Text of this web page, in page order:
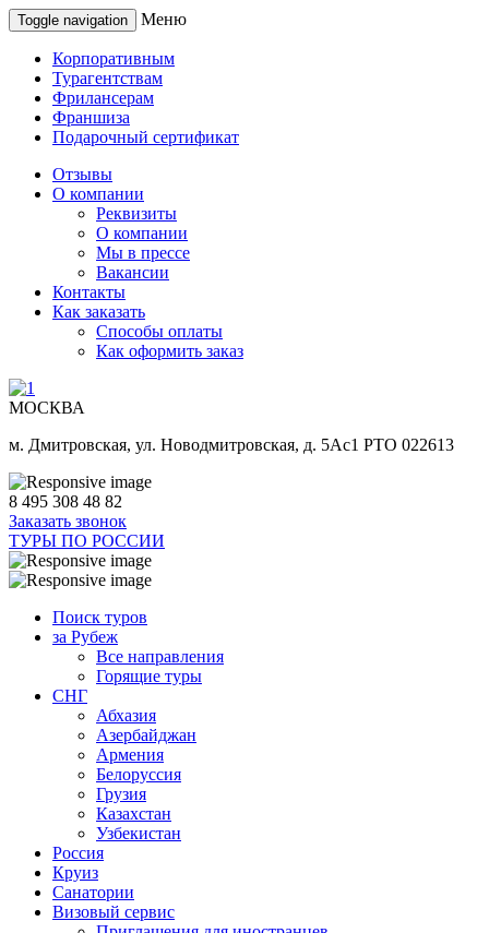
Toggle navigation Меню
Корпоративным
Турагентствам
Фрилансерам
Франшиза
Подарочный сертификат
Отзывы
О компании
Реквизиты
О компании
Мы в прессе
Вакансии
Контакты
Как заказать
Способы оплаты
Как оформить заказ
МОСКВА
м. Дмитровская, ул. Новодмитровская, д. 5Ас1 РТО 022613
8 495 308 48 82
Заказать звонок
ТУРЫ ПО РОССИИ
Поиск туров
за Рубеж
Все направления
Горящие туры
СНГ
Абхазия
Азербайджан
Армения
Белоруссия
Грузия
Казахстан
Узбекистан
Россия
Круиз
Санатории
Визовый сервис